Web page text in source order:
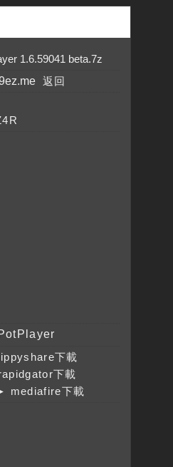
1.6.59041 beta.7z